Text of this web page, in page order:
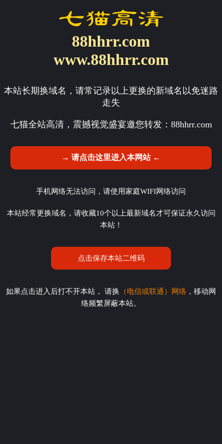
88hhrr.com
www.88hhrr.com
本站长期换域名，请常记录以上更换的新域名以免迷路
走失
七猫全站高清，震撼视觉盛宴邀您转发： 88hhrr.com
→ 请点击这里进入本网站 ←
手机网络无法访问，请使用家庭WIFI网络访问
本站经常更换域名，请收藏10个以上最新域名才可保证永久访问
本站！
点击保存本站二维码
如果点击进入后打不开本站， 请换 （电信或联通）网络 ，移动网
络频繁屏蔽本站。